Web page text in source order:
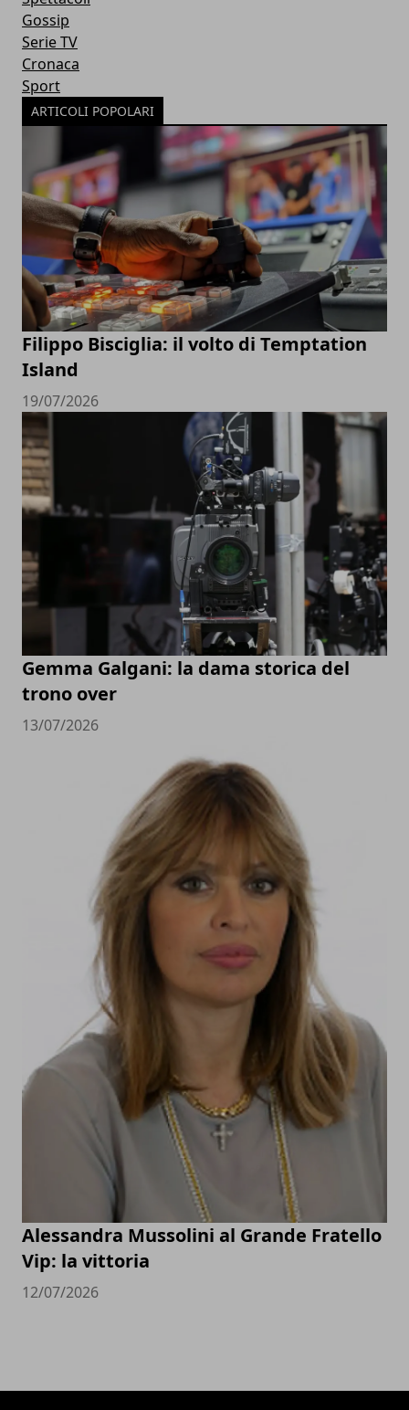
Gossip
Serie TV
Cronaca
Sport
ARTICOLI POPOLARI
Filippo Bisciglia: il volto di Temptation
Island
19/07/2026
Gemma Galgani: la dama storica del
trono over
13/07/2026
Alessandra Mussolini al Grande Fratello
Vip: la vittoria
12/07/2026